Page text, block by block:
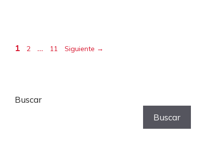
Página
1 Página
2 … Página
11 Siguiente →
Buscar
Buscar